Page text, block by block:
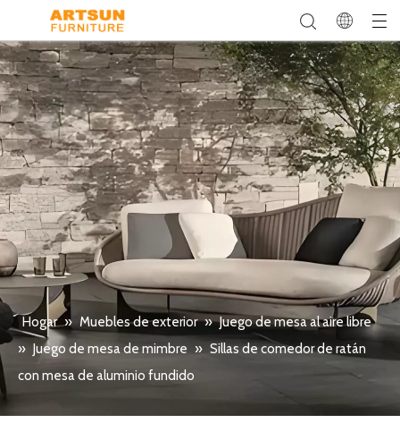
Hogar » Muebles de exterior » Juego de mesa al aire libre
» Juego de mesa de mimbre » Sillas de comedor de ratán
con mesa de aluminio fundido